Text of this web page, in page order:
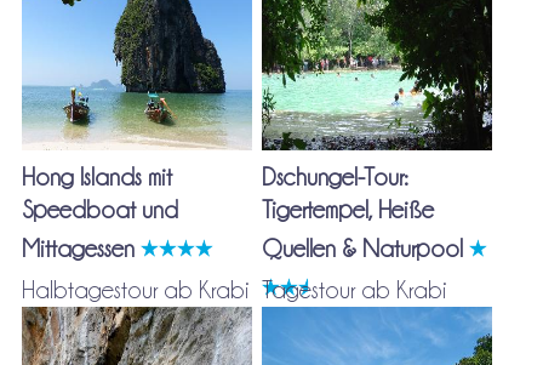
Hong Islands mit
Speedboat und
Mittagessen
Dschungel-Tour:
Tigertempel, Heiße
Quellen & Naturpool
Halbtagestour ab Krabi Tagestour ab Krabi